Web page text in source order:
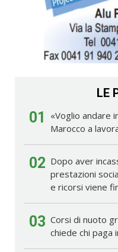
LE
01
«Voglio andare
Marocco a
02 Dopo aver
prestazioni
e ricorsi viene
03 Corsi di nuoto
chiede chi paga